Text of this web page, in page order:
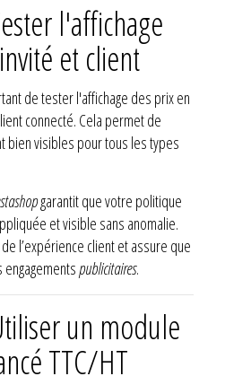
l'affichage
et client
de tester l'affichage des prix en
connecté. Cela permet de
bien visibles pour tous les types
garantit que votre politique
et visible sans anomalie.
l’expérience client et assure que
publicitaires.
un module
TTC/HT